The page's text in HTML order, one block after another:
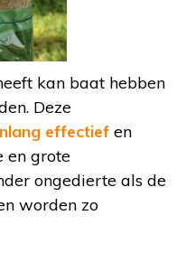
kan baat hebben
Deze
effectief en
en grote
ongedierte als de
worden zo